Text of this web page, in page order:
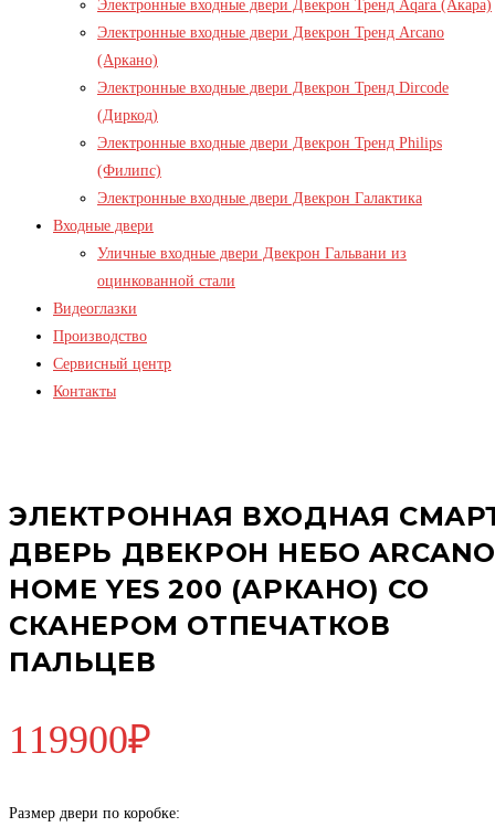
Электронные входные двери Двекрон Тренд Aqara (Акара)
Электронные входные двери Двекрон Тренд Arcano
(Аркано)
Электронные входные двери Двекрон Тренд Dircode
(Диркод)
Электронные входные двери Двекрон Тренд Philips
(Филипс)
Электронные входные двери Двекрон Галактика
Входные двери
Уличные входные двери Двекрон Гальвани из
оцинкованной стали
Видеоглазки
Производство
Сервисный центр
Контакты
ЭЛЕКТРОННАЯ ВХОДНАЯ
ДВЕРЬ ДВЕКРОН НЕБО ARCANO
HOME YES 200 (АРКАНО) СО
СКАНЕРОМ ОТПЕЧАТКОВ
ПАЛЬЦЕВ
119900₽
Размер двери по коробке: